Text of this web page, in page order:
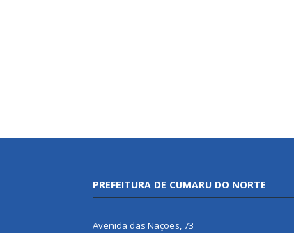
PREFEITURA DE CUMARU DO NORTE
Avenida das Nações, 73